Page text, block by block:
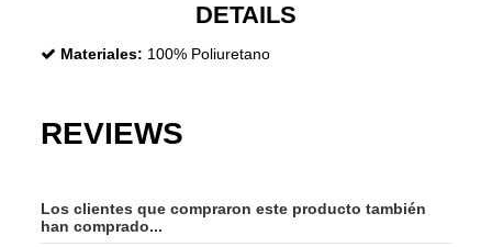
DETAILS
Materiales: 100% Poliuretano
REVIEWS
Los clientes que compraron este producto también
han comprado...